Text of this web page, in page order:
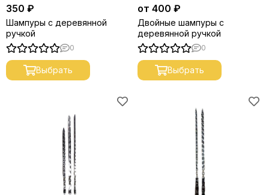
350 ₽
Шампуры с деревянной
ручкой
0
Выбрать
от 400 ₽
Двойные шампуры с
деревянной ручкой
0
Выбрать